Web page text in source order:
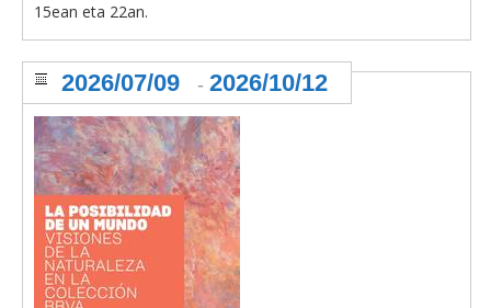
15ean eta 22an.
2026/07/09 - 2026/10/12